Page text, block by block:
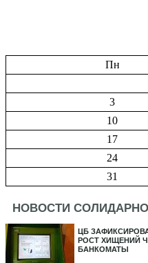
Пн
3
10
17
24
31
НОВОСТИ
ЦБ
РОСТ ХИЩЕНИЙ
БАНКОМАТЫ